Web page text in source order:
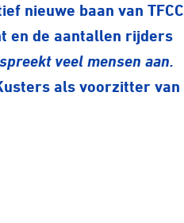
nieuwe baan van TFCC
en de aantallen rijders
veel mensen aan.
als voorzitter van